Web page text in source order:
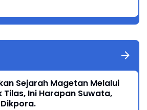
Sejarah Magetan Melalui
Tilas, Ini Harapan Suwata,